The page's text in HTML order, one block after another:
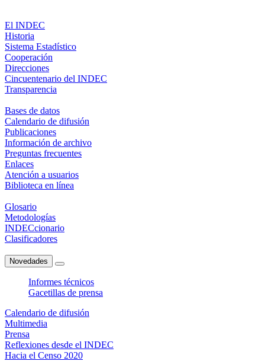
El INDEC
Historia
Sistema Estadístico
Cooperación
Direcciones
Cincuentenario del INDEC
Transparencia
Bases de datos
Calendario de difusión
Publicaciones
Información de archivo
Preguntas frecuentes
Enlaces
Atención a usuarios
Biblioteca en línea
Glosario
Metodologías
INDECcionario
Clasificadores
Novedades
Informes técnicos
Gacetillas de prensa
Calendario de difusión
Multimedia
Prensa
Reflexiones desde el INDEC
Hacia el Censo 2020